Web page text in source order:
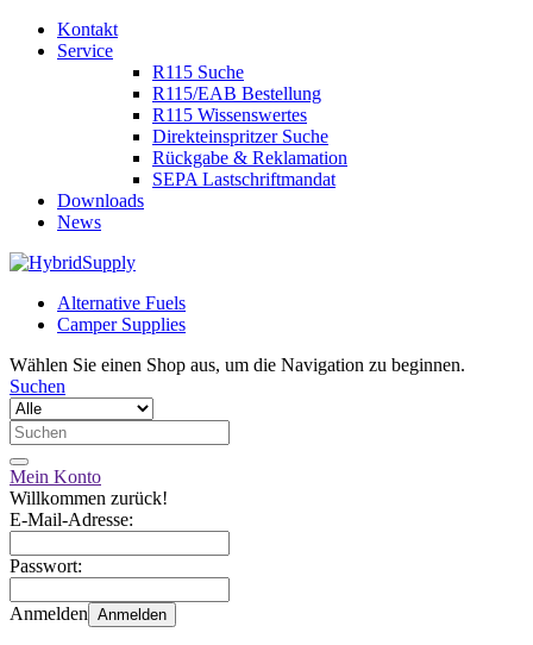
Kontakt
Service
R115 Suche
R115/EAB Bestellung
R115 Wissenswertes
Direkteinspritzer Suche
Rückgabe & Reklamation
SEPA Lastschriftmandat
Downloads
News
Alternative Fuels
Camper Supplies
Wählen Sie einen Shop aus, um die Navigation zu beginnen.
Suchen
Mein Konto
Willkommen zurück!
E-Mail-Adresse:
Passwort:
Anmelden Anmelden